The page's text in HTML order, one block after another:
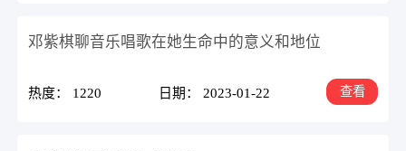
邓紫棋聊音乐唱歌在她生命中的意义和地位
热度： 1220 日期： 2023-01-22 查看